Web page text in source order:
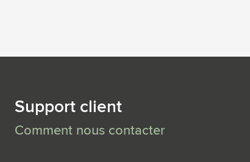
Support client
Comment nous contacter